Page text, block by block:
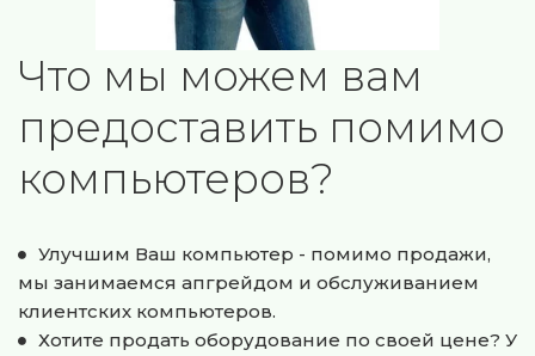
Что мы можем вам
предоставить помимо
компьютеров?
Улучшим Ваш компьютер - помимо продажи,
мы занимаемся апгрейдом и обслуживанием
клиентских компьютеров.
Хотите продать оборудование по своей цене? У